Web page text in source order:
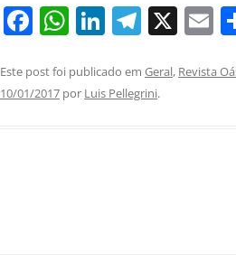
F
c
e
W
at
s
Li
k
e
T
e
gr
X E
ai
Este post foi publicado em Geral, Revista
10/01/2017 por Luis Pellegrini.